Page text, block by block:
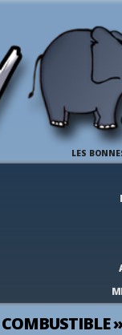
LES
COMBUSTIBLE »